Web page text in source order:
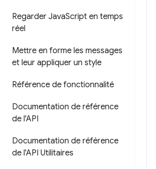
Regarder JavaScript en temps
réel
Mettre en forme les messages
et leur appliquer un style
Référence de fonctionnalité
Documentation de référence
de l'API
Documentation de référence
de l'API Utilitaires